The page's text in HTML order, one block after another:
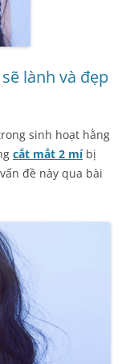
lành và đẹp
sinh hoạt hằng
cắt mắt 2 míbị
đề này qua bài